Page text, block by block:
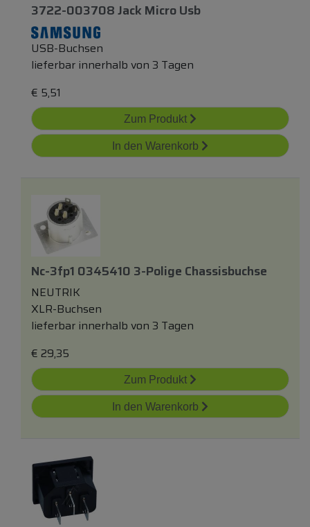
3722-003708 Jack Micro Usb
USB-Buchsen
lieferbar innerhalb von 3 Tagen
€ 5,51
Zum Produkt
In den Warenkorb
Nc-3fp1 0345410 3-Polige Chassisbuchse
NEUTRIK
XLR-Buchsen
lieferbar innerhalb von 3 Tagen
€ 29,35
Zum Produkt
In den Warenkorb